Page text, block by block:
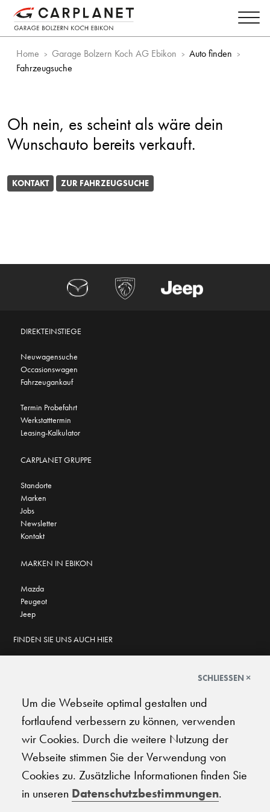
Home Garage Bolzern Koch AG Ebikon
Auto finden
Fahrzeugsuche
Oh nein, es scheint als wäre dein
Wunschauto bereits verkauft.
KONTAKT ZUR FAHRZEUGSUCHE
DIREKTEINSTIEGE
Neuwagensuche
Occasionswagen
Fahrzeugankauf
Termin Probefahrt
Werkstatttermin
Leasing-Kalkulator
CARPLANET GRUPPE
Standorte
Marken
Jobs
Newsletter
Kontakt
MARKEN IN EBIKON
Mazda
Peugeot
Jeep
FINDEN SIE UNS AUCH HIER
4.6 ★★★★★
★★★★★
© 2026 Carplanet Galliker
SCHLIESSEN ×
Um die Webseite optimal gestalten und
fortlaufend verbessern zu können, verwenden
wir Cookies. Durch die weitere Nutzung der
Webseite stimmen Sie der Verwendung von
Cookies zu. Zusätzliche Informationen finden Sie
in unseren Datenschutzbestimmungen.